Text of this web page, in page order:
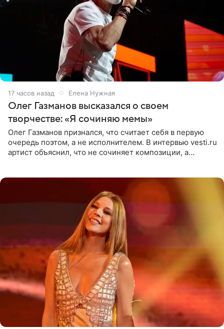
17 часов назад Елена Нужная
Олег Газманов высказался о своем
творчестве: «Я сочиняю мемы»
Олег Газманов признался, что считает себя в первую
очередь поэтом, а не исполнителем. В интервью vesti.ru
артист объяснил, что не сочиняет композиции, а